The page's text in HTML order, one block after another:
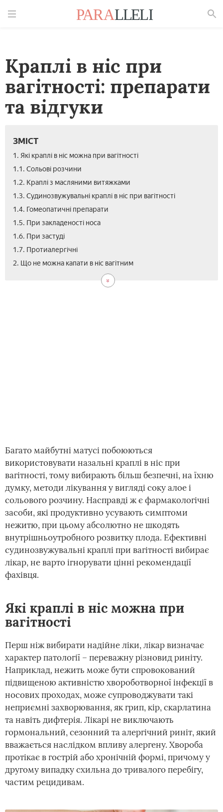
Краплі в ніс при
вагітності: препарати
та відгуки
ЗМІСТ
1. Які краплі в ніс можна при вагітності
1.1. Сольові розчини
1.2. Краплі з масляними витяжками
1.3. Судинозвужувальні краплі в ніс при вагітності
1.4. Гомеопатичні препарати
1.5. При закладеності носа
1.6. При застуді
1.7. Протиалергічні
2. Що не можна капати в ніс вагітним
Багато майбутні матусі побоюються
використовувати назальні краплі в ніс при
вагітності, тому вибирають більш безпечні, на їхню
думку, методи лікування у вигляді соку алое і
сольового розчину. Насправді ж є фармакологічні
засоби, які продуктивно усувають симптоми
нежитю, при цьому абсолютно не шкодять
внутрішньоутробного розвитку плода. Ефективні
судинозвужувальні краплі при вагітності вибирає
лікар, не варто ігнорувати цінні рекомендації
фахівця.
Які краплі в ніс можна при
вагітності
Перш ніж вибирати надійне ліки, лікар визначає
характер патології – переважну різновид риніту.
Наприклад, нежить може бути спровокований
підвищеною активністю хвороботворної інфекції в
носових проходах, може супроводжувати такі
неприємні захворювання, як грип, кір, скарлатина
та навіть дифтерія. Лікарі не виключають
гормональний, сезонний та алергічний риніт, який
вважається наслідком впливу алергену. Хвороба
протікає в гострій або хронічній формі, причому у
другому випадку схильна до тривалого перебігу,
частим рецидивам.